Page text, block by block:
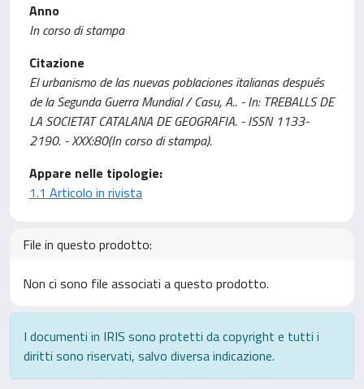
Anno
In corso di stampa
Citazione
El urbanismo de las nuevas poblaciones italianas después
de la Segunda Guerra Mundial / Casu, A.. - In: TREBALLS DE
LA SOCIETAT CATALANA DE GEOGRAFIA. - ISSN 1133-
2190. - XXX:80(In corso di stampa).
Appare nelle tipologie:
1.1 Articolo in rivista
File in questo prodotto:
Non ci sono file associati a questo prodotto.
I documenti in IRIS sono protetti da copyright e tutti i
diritti sono riservati, salvo diversa indicazione.